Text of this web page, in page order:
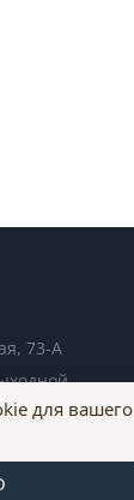
73-А
для вашего